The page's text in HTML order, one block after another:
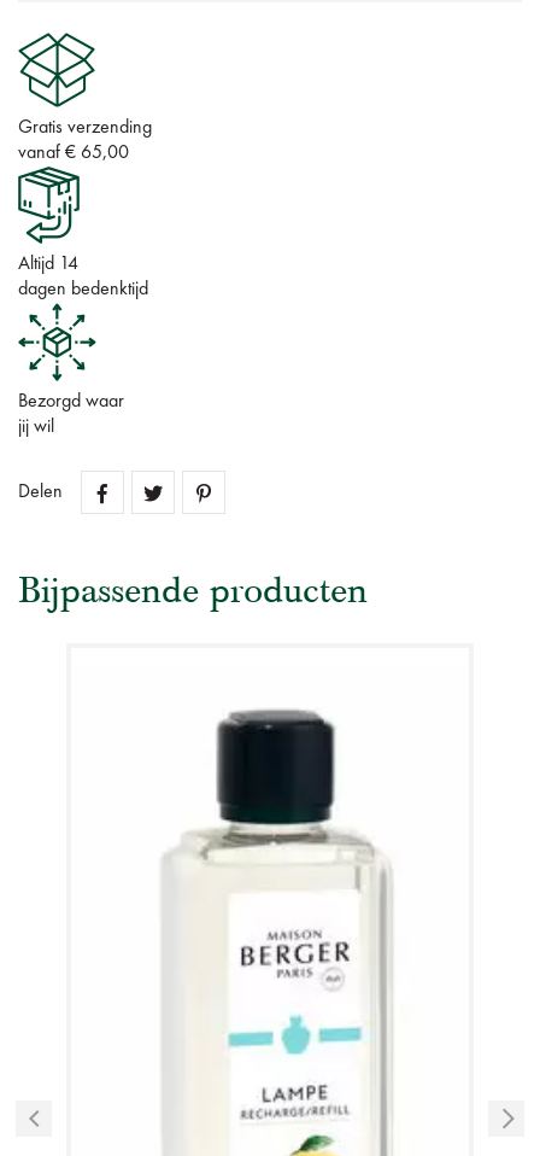
Gratis verzending
vanaf € 65,00
Altijd 14
dagen bedenktijd
Bezorgd waar
jij wil
Delen
Bijpassende producten